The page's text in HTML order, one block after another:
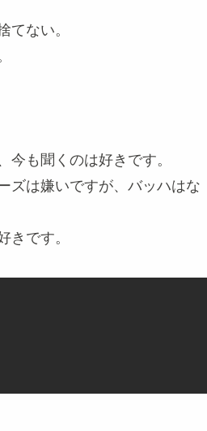
てない。
も聞くのは好きです。
ズは嫌いですが、バッハはな
きです。